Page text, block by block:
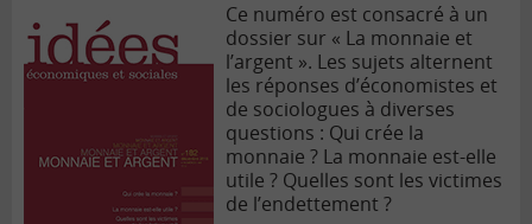
lien
Ce numéro est consacré à un
dossier sur « La monnaie et
l’argent ». Les sujets alternent
les réponses d’économistes et
de sociologues à diverses
questions : Qui crée la
monnaie ? La monnaie est-elle
utile ? Quelles sont les victimes
de l’endettement ?